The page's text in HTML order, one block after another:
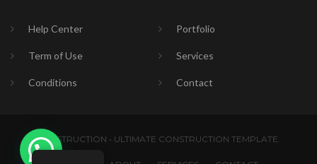
Help Center Portfolio
Term of Use Services
Conditions Contact
CONSTRUCTION • ULTIMATE CONSTRUCTION TEMPLATE.